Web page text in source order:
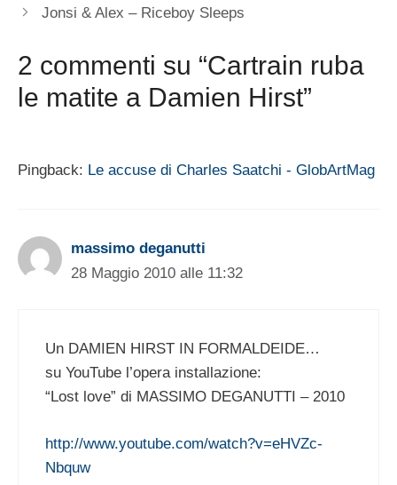
Jonsi & Alex – Riceboy Sleeps
2 commenti su “Cartrain ruba
le matite a Damien Hirst”
Pingback: Le accuse di Charles Saatchi - GlobArtMag
massimo deganutti
28 Maggio 2010 alle 11:32
Un DAMIEN HIRST IN FORMALDEIDE…
su YouTube l’opera installazione:
“Lost love” di MASSIMO DEGANUTTI – 2010
http://www.youtube.com/watch?v=eHVZc-
Nbquw